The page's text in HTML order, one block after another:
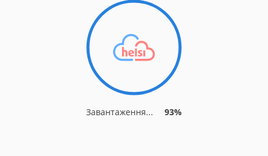
Завантаження... 93%